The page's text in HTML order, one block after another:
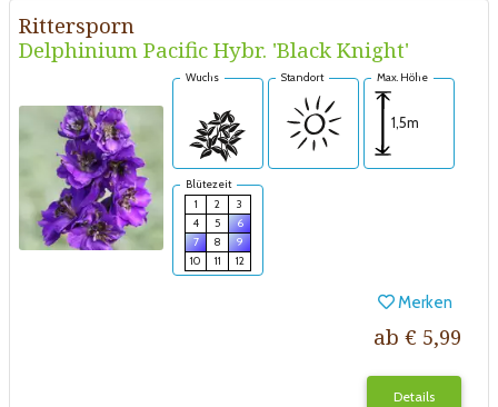
Rittersporn
Delphinium Pacific Hybr. 'Black Knight'
Wuchs Standort Max. Höhe
1,5m
Blütezeit
1
2
3
4
5
6
7
8
9
10
11 12
Merken
ab € 5,99
Details